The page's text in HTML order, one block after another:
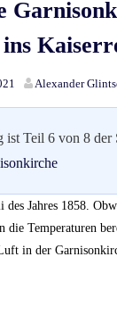
Alexander
ist Teil 6 von 8 der
des Jahres 1858.
die Temperaturen
in der